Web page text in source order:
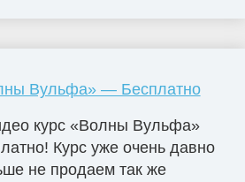
Вульфа» — Бесплатно
курс «Волны Вульфа»
Курс уже очень давно
не продаем так же